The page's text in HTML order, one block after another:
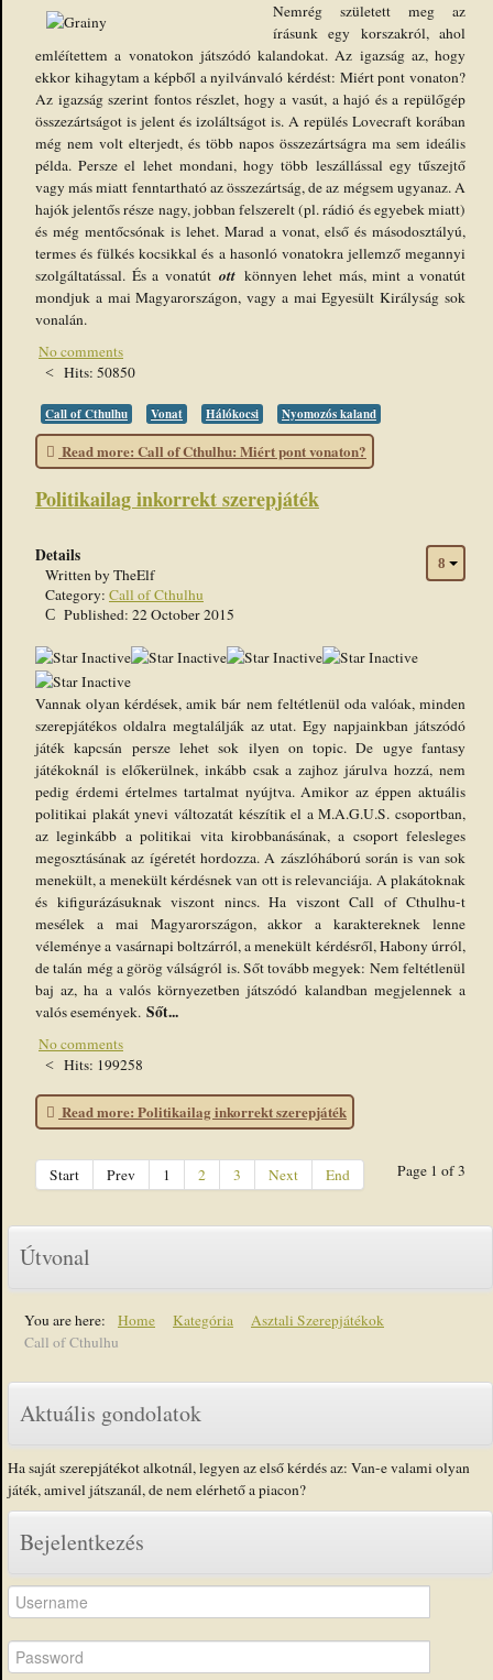
Nemrég született meg az
írásunk egy korszakról, ahol
emléítettem a vonatokon játszódó kalandokat. Az igazság az, hogy
ekkor kihagytam a képből a nyilvánvaló kérdést: Miért pont vonaton?
Az igazság szerint fontos részlet, hogy a vasút, a hajó és a repülőgép
összezártságot is jelent és izoláltságot is. A repülés Lovecraft korában
még nem volt elterjedt, és több napos összezártságra ma sem ideális
példa. Persze el lehet mondani, hogy több leszállással egy tűszejtő
vagy más miatt fenntartható az összezártság, de az mégsem ugyanaz. A
hajók jelentős része nagy, jobban felszerelt (pl. rádió és egyebek miatt)
és még mentőcsónak is lehet. Marad a vonat, első és másodosztályú,
termes és fülkés kocsikkal és a hasonló vonatokra jellemző megannyi
szolgáltatással. És a vonatút ott könnyen lehet más, mint a vonatút
mondjuk a mai Magyarországon, vagy a mai Egyesült Királyság sok
vonalán.
No comments
Hits: 50850
Call of Cthulhu Vonat Hálókocsi Nyomozós kaland
Read more: Call of Cthulhu: Miért pont vonaton?
Politikailag inkorrekt szerepjáték
Details
Written byTheElf
Category: Call of Cthulhu
Published: 22 October 2015
Vannak olyan kérdések, amik bár nem feltétlenül oda valóak, minden
szerepjátékos oldalra megtalálják az utat. Egy napjainkban játszódó
játék kapcsán persze lehet sok ilyen on topic. De ugye fantasy
játékoknál is előkerülnek, inkább csak a zajhoz járulva hozzá, nem
pedig érdemi értelmes tartalmat nyújtva. Amikor az éppen aktuális
politikai plakát ynevi változatát készítik el a M.A.G.U.S. csoportban,
az leginkább a politikai vita kirobbanásának, a csoport felesleges
megosztásának az ígéretét hordozza. A zászlóháború során is van sok
menekült, a menekült kérdésnek van ott is relevanciája. A plakátoknak
és kifigurázásuknak viszont nincs. Ha viszont Call of Cthulhu-t
mesélek a mai Magyarországon, akkor a karaktereknek lenne
véleménye a vasárnapi boltzárról, a menekült kérdésről, Habony úrról,
de talán még a görög válságról is. Sőt tovább megyek: Nem feltétlenül
baj az, ha a valós környezetben játszódó kalandban megjelennek a
valós események. Sőt...
No comments
Hits: 199258
Read more: Politikailag inkorrekt szerepjáték
Page 1 of 3
Start Prev 1 2 3 Next End
Útvonal
You are here: Home Kategória
Asztali Szerepjátékok
Call of Cthulhu
Aktuális gondolatok
Ha saját szerepjátékot alkotnál, legyen az első kérdés az: Van-e valami olyan
játék, amivel játszanál, de nem elérhető a piacon?
Bejelentkezés